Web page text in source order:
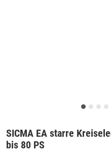
SICMA EA starre
bis 80 PS